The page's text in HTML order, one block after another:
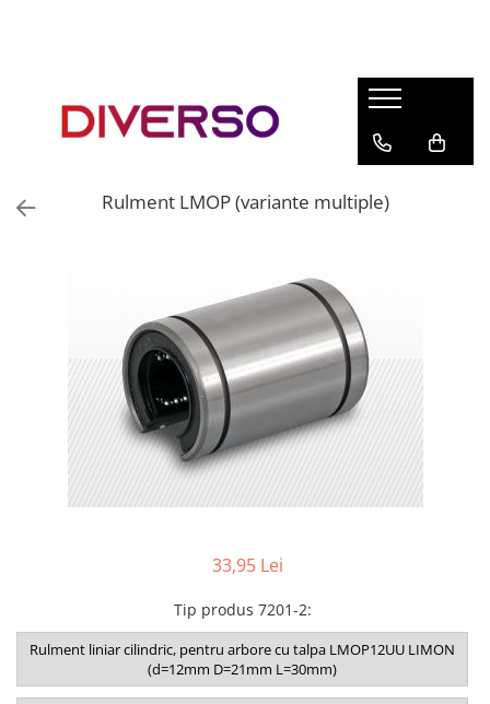
ASA
MULTIMATERIAL
Rulment LMOP (variante multiple)
33,95 Lei
Tip produs 7201-2:
Rulment liniar cilindric, pentru arbore cu talpa LMOP12UU LIMON
(d=12mm D=21mm L=30mm)